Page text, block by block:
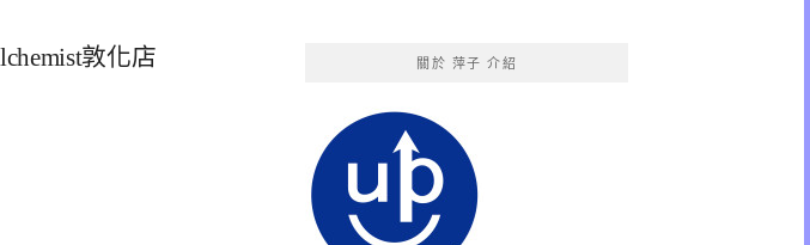
敦化店 關於 萍子 介紹